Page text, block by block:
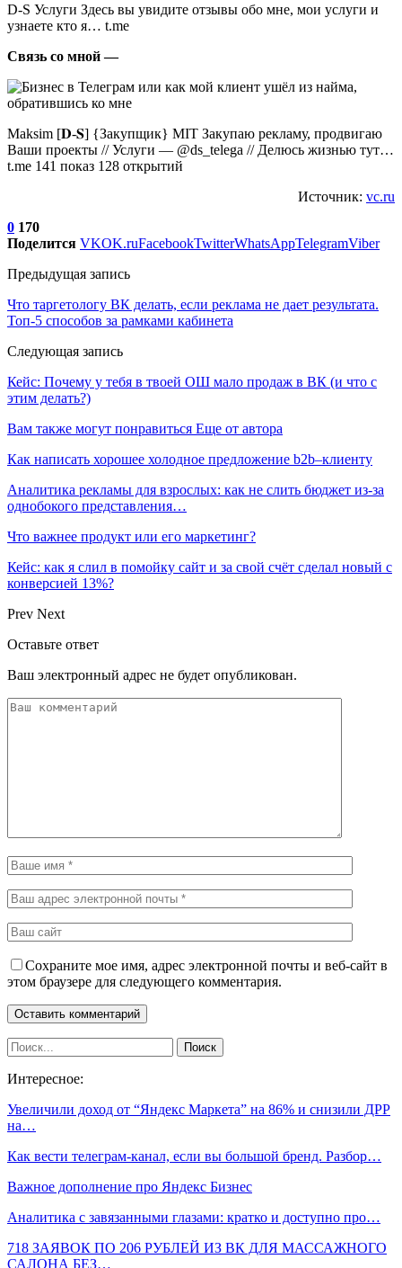
D-S Услуги Здесь вы увидите отзывы обо мне, мои услуги и
узнаете кто я… t.me
Связь со мной —
Maksim [𝐃-𝐒] {Закупщик} MIT Закупаю рекламу, продвигаю
Ваши проекты // Услуги — @ds_telega // Делюсь жизнью тут…
t.me 141 показ 128 открытий
Источник: vc.ru
0 170
Поделится VKOK.ruFacebookTwitterWhatsAppTelegramViber
Предыдущая запись
Что таргетологу ВК делать, если реклама не дает результата.
Топ-5 способов за рамками кабинета
Следующая запись
Кейс: Почему у тебя в твоей ОШ мало продаж в ВК (и что с
этим делать?)
Вам также могут понравиться Еще от автора
Как написать хорошее холодное предложение b2b–клиенту
Аналитика рекламы для взрослых: как не слить бюджет из-за
однобокого представления…
Что важнее продукт или его маркетинг?
Кейс: как я слил в помойку сайт и за свой счёт сделал новый с
конверсией 13%?
Prev Next
Оставьте ответ
Ваш электронный адрес не будет опубликован.
Сохраните мое имя, адрес электронной почты и веб-сайт в
этом браузере для следующего комментария.
Интересное:
Увеличили доход от “Яндекс Маркета” на 86% и снизили ДРР
на…
Как вести телеграм-канал, если вы большой бренд. Разбор…
Важное дополнение про Яндекс Бизнес
Аналитика с завязанными глазами: кратко и доступно про…
718 ЗАЯВОК ПО 206 РУБЛЕЙ ИЗ ВК ДЛЯ МАССАЖНОГО
САЛОНА БЕЗ…